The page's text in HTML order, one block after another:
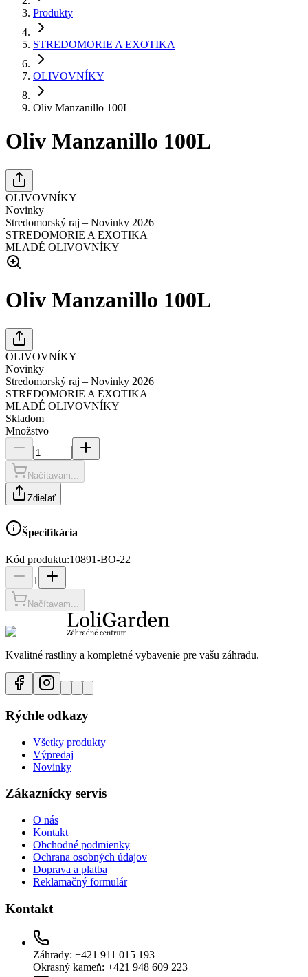
Produkty
STREDOMORIE A EXOTIKA
OLIVOVNÍKY
Oliv Manzanillo 100L
Oliv Manzanillo 100L
OLIVOVNÍKY
Novinky
Stredomorský raj – Novinky 2026
STREDOMORIE A EXOTIKA
MLADÉ OLIVOVNÍKY
Oliv Manzanillo 100L
OLIVOVNÍKY
Novinky
Stredomorský raj – Novinky 2026
STREDOMORIE A EXOTIKA
MLADÉ OLIVOVNÍKY
Skladom
Množstvo
Načítavam...
Zdieľať
Špecifikácia
Kód produktu:10891-BO-22
1
Načítavam...
Kvalitné rastliny a kompletné vybavenie pre vašu záhradu.
Rýchle odkazy
Všetky produkty
Výpredaj
Novinky
Zákaznícky servis
O nás
Kontakt
Obchodné podmienky
Ochrana osobných údajov
Doprava a platba
Reklamačný formulár
Kontakt
Záhrady: +421 911 015 193
Okrasný kameň: +421 948 609 223